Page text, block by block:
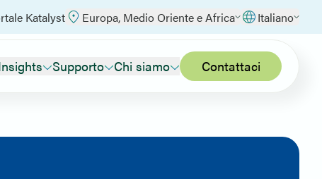
Katalyst Europa, Medio Oriente e Africa Italiano
Supporto Chi siamo Contattaci